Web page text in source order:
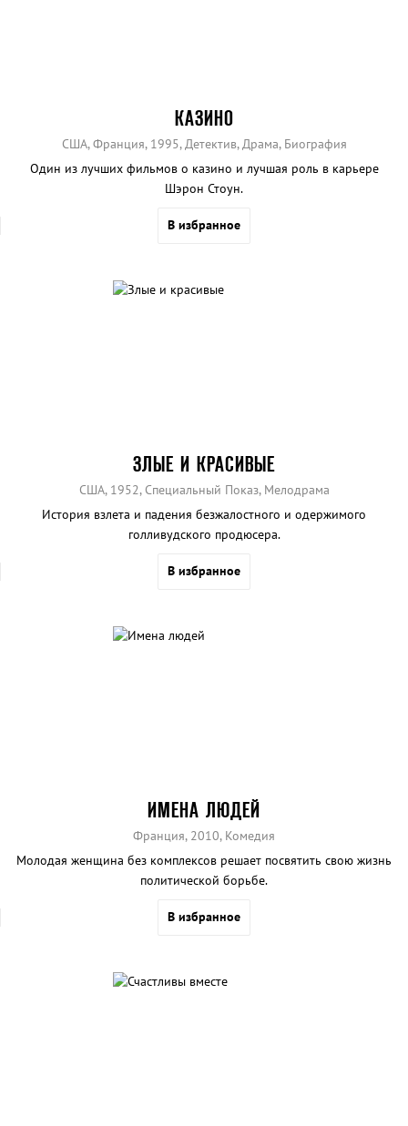
КАЗИНО
США, Франция, 1995, Детектив, Драма, Биография
Один из лучших фильмов о казино и лучшая роль в карьере
Шэрон Стоун.
В избранное
ЗЛЫЕ И КРАСИВЫЕ
США, 1952, Специальный Показ, Мелодрама
История взлета и падения безжалостного и одержимого
голливудского продюсера.
В избранное
ИМЕНА ЛЮДЕЙ
Франция, 2010, Комедия
Молодая женщина без комплексов решает посвятить свою жизнь
политической борьбе.
В избранное